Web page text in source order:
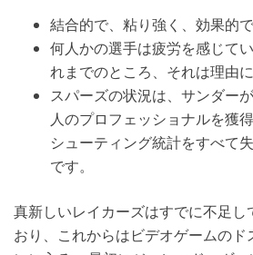
結合的で、粘り強く、効果的
何人かの選手は疲労を感じて
れまでのところ、それは理由
スパーズの状況は、サンダー
人のプロフェッショナルを獲
シューティング統計をすべて
です。
真新しいレイカーズはすでに不足し
おり、これからはビデオゲームのド